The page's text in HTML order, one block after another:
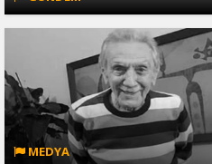
MEDYA